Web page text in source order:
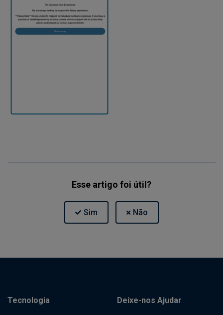
Esse artigo foi útil?
Tecnologia Deixe-nos Ajudar